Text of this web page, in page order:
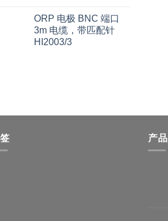
ORP 电极 BNC 端口
3m 电缆，带匹配针
HI2003/3
产品